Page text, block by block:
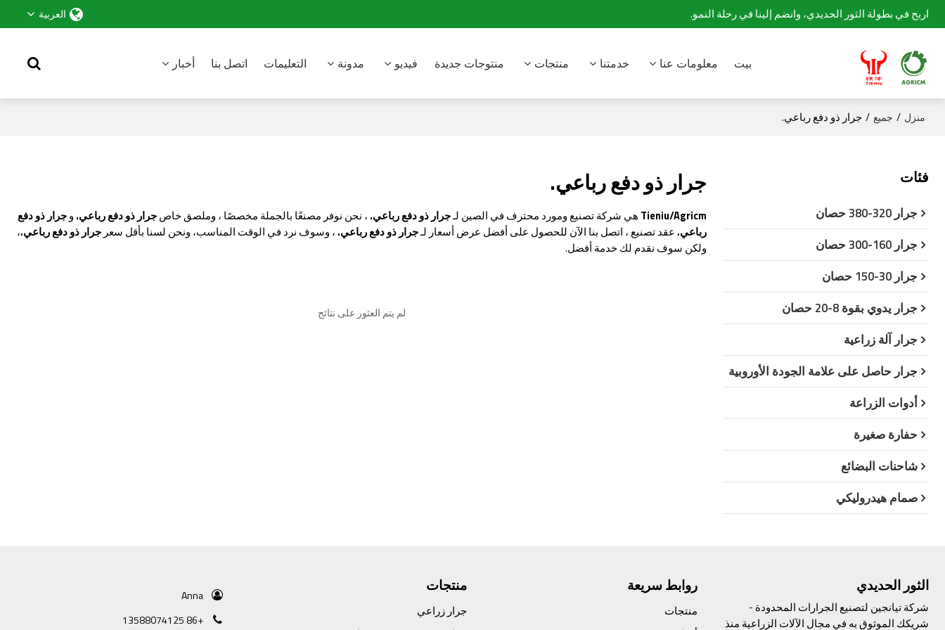
اربح في بطولة الثور الحديدي، وانضم إلينا في رحلة النمو. العربية
بيت معلومات عنا خدمتنا منتجات منتوجات جديدة فيديو مدونة التعليمات اتصل بنا أخبار
منزل / جميع / جرار ذو دفع رباعي.
جرار ذو دفع رباعي.
Tieniu/Agricm هي شركة تصنيع ومورد محترف في الصين لـجرار ذو دفع رباعي. ، نحن نوفر مصنعًا بالجملة مخصصًا ، وملصق خاصجرار ذو دفع رباعي. وجرار ذو دفع
رباعي. عقد تصنيع ، اتصل بنا الآن للحصول على أفضل عرض أسعار لـجرار ذو دفع رباعي. ، وسوف نرد في الوقت المناسب، ونحن لسنا بأقل سعر جرار ذو دفع رباعي.،
ولكن سوف نقدم لك خدمة أفضل.
لم يتم العثور على نتائج
فئات
جرار 320-380 حصان
جرار 160-300 حصان
جرار 30-150 حصان
جرار يدوي بقوة 8-20 حصان
جرار آلة زراعية
جرار حاصل على علامة الجودة الأوروبية
أدوات الزراعة
حفارة صغيرة
شاحنات البضائع
صمام هيدروليكي
الثور الحديدي
شركة تيانجين لتصنيع الجرارات المحدودة -
شريكك الموثوق به في مجال الآلات الزراعية منذ
روابط سريعة
منتجات
منتجات
جرار زراعي
Anna
+86 13588074125